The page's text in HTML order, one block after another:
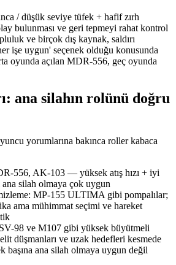
/ düşük seviye tüfek + hafif zırh
bulunması ve geri tepmeyi rahat kontrol
ve birçok dış kaynak, saldırı
işe uygun' seçenek olduğu konusunda
oyunda açılan MDR-556, geç oyunda
ana silahın rolünü doğru
yorumlarına bakınca roller kabaca
556, AK-103 — yüksek atış hızı + iyi
silah olmaya çok uygun
MP-155 ULTIMA gibi pompalılar;
ama mühimmat seçimi ve hareket
98 ve M107 gibi yüksek büyütmeli
düşmanları ve uzak hedefleri kesmede
başına ana silah olmaya uygun değil